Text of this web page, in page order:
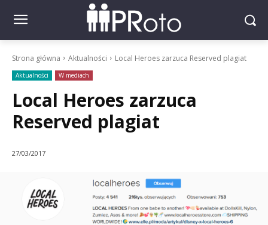
Strona główna Aktualności Local Heroes zarzuca Reserved plagiat
Aktualności W mediach
Local Heroes zarzuca
Reserved plagiat
27/03/2017